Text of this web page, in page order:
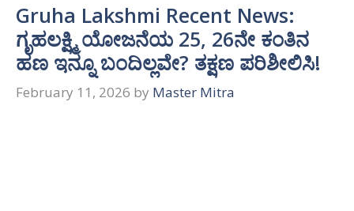
Gruha Lakshmi Recent News:
ಗೃಹಲಕ್ಷ್ಮಿ ಯೋಜನೆಯ 25, 26ನೇ ಕಂತಿನ
ಹಣ ಇನ್ನೂ ಬಂದಿಲ್ಲವೇ? ತಕ್ಷಣ ಪರಿಶೀಲಿಸಿ!
February 11, 2026 by Master Mitra